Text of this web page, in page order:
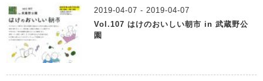
2019-04-07 - 2019-04-07
Vol.107 はけのおいしい朝市 in 武蔵野公
園